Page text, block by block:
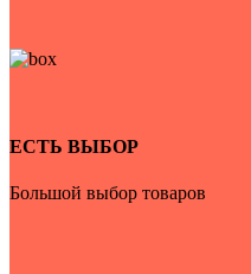
ЕСТЬ ВЫБОР
Большой выбор товаров